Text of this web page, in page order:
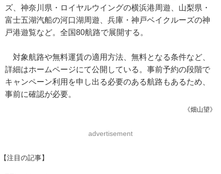
ズ、神奈川県・ロイヤルウイングの横浜港周遊、山梨県・
富士五湖汽船の河口湖周遊、兵庫・神戸ベイクルーズの神
戸港遊覧など。全国80航路で展開する。
対象航路や無料運賃の適用方法、無料となる条件など、
詳細はホームページにて公開している。事前予約の段階で
キャンペーン利用を申し出る必要のある航路もあるため、
事前に確認が必要。
《畑山望》
advertisement
【注目の記事】